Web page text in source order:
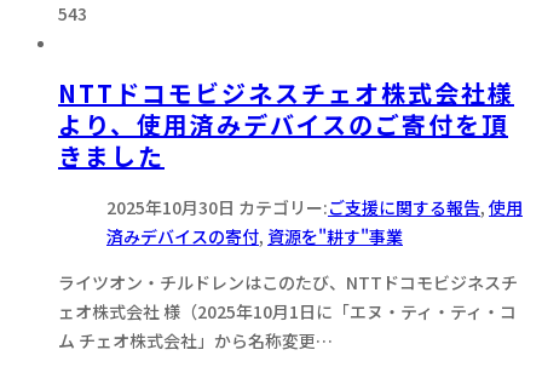
543
NTTドコモビジネスチェオ株式会社様
より、使用済みデバイスのご寄付を頂
きました
2025年10月30日 カテゴリー:ご支援に関する報告, 使用
済みデバイスの寄付, 資源を"耕す"事業
ライツオン・チルドレンはこのたび、NTTドコモビジネスチ
ェオ株式会社 様（2025年10月1日に「エヌ・ティ・ティ・コ
ム チェオ株式会社」から名称変更…